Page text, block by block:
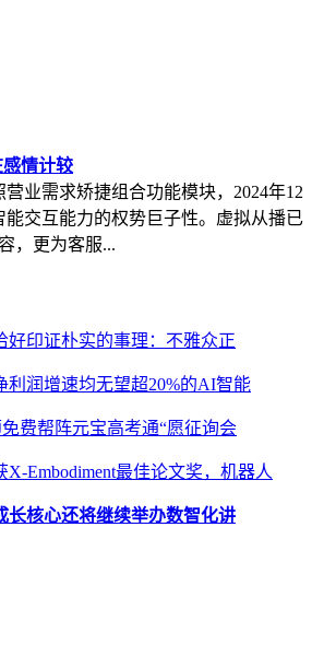
情计较
业需求矫捷组合功能模块，2024年12
能交互能力的权势巨子性。虚拟从播已
，更为客服...
好印证朴实的事理：不雅众正
利润增速均无望超20%的AI智能
费帮阵元宝高考通“愿征询会
X-Embodiment最佳论文奖，机器人
长核心还将继续举办数智化讲